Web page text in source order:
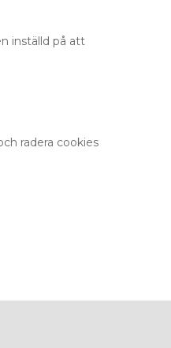
inställd på att
radera cookies